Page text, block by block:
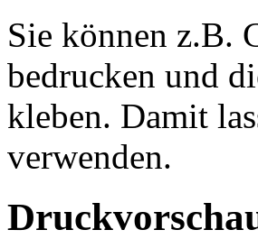
Sie können z.B.
bedrucken und
kleben. Damit
verwenden.